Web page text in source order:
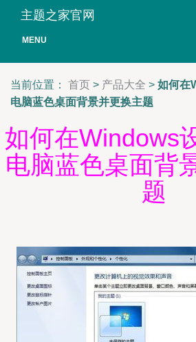
主题之家官网
MENU
当前位置： 首页 > 产品大全 > 如何在
电脑蓝色桌面背景并更换主题
如何在Windows
电脑蓝色桌面背
题